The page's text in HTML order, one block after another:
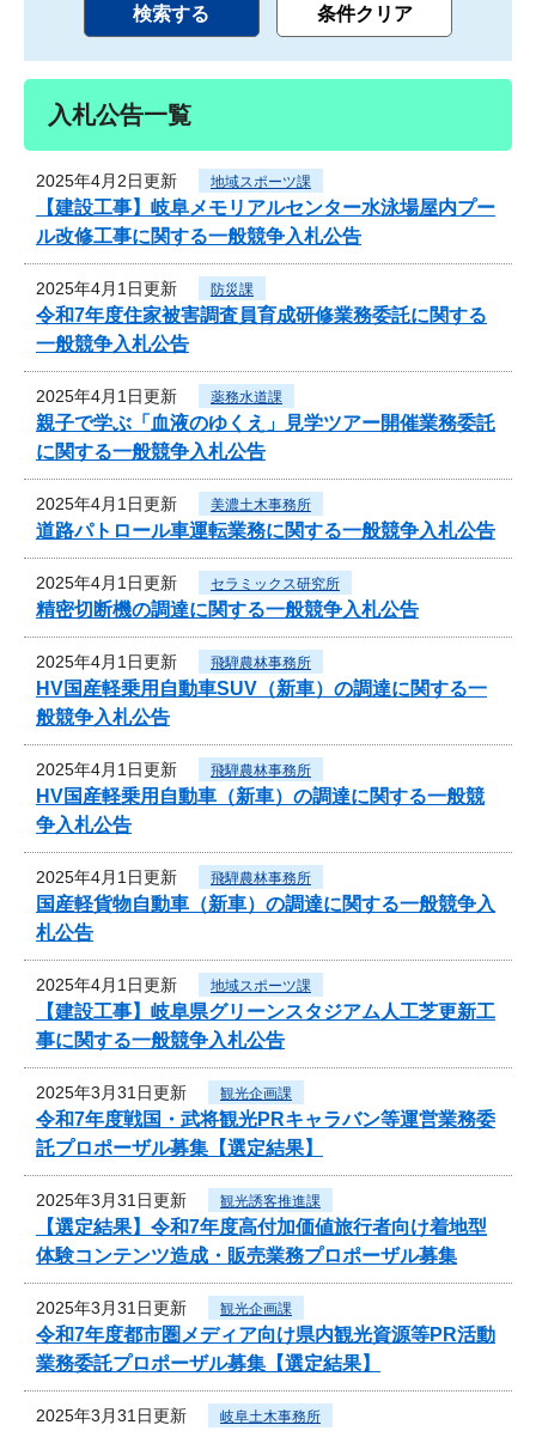
入札公告一覧
2025年4月2日更新 地域スポーツ課
【建設工事】岐阜メモリアルセンター水泳場屋内プー
ル改修工事に関する一般競争入札公告
2025年4月1日更新 防災課
令和7年度住家被害調査員育成研修業務委託に関する
一般競争入札公告
2025年4月1日更新 薬務水道課
親子で学ぶ「血液のゆくえ」見学ツアー開催業務委託
に関する一般競争入札公告
2025年4月1日更新 美濃土木事務所
道路パトロール車運転業務に関する一般競争入札公告
2025年4月1日更新 セラミックス研究所
精密切断機の調達に関する一般競争入札公告
2025年4月1日更新 飛騨農林事務所
HV国産軽乗用自動車SUV（新車）の調達に関する一
般競争入札公告
2025年4月1日更新 飛騨農林事務所
HV国産軽乗用自動車（新車）の調達に関する一般競
争入札公告
2025年4月1日更新 飛騨農林事務所
国産軽貨物自動車（新車）の調達に関する一般競争入
札公告
2025年4月1日更新 地域スポーツ課
【建設工事】岐阜県グリーンスタジアム人工芝更新工
事に関する一般競争入札公告
2025年3月31日更新 観光企画課
令和7年度戦国・武将観光PRキャラバン等運営業務委
託プロポーザル募集【選定結果】
2025年3月31日更新 観光誘客推進課
【選定結果】令和7年度高付加価値旅行者向け着地型
体験コンテンツ造成・販売業務プロポーザル募集
2025年3月31日更新 観光企画課
令和7年度都市圏メディア向け県内観光資源等PR活動
業務委託プロポーザル募集【選定結果】
2025年3月31日更新 岐阜土木事務所